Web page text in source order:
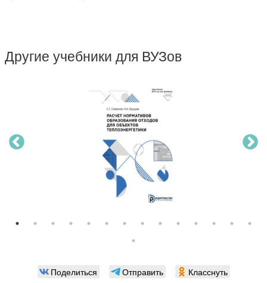
Другие учебники для ВУЗов
Поделиться Отправить
Класснуть